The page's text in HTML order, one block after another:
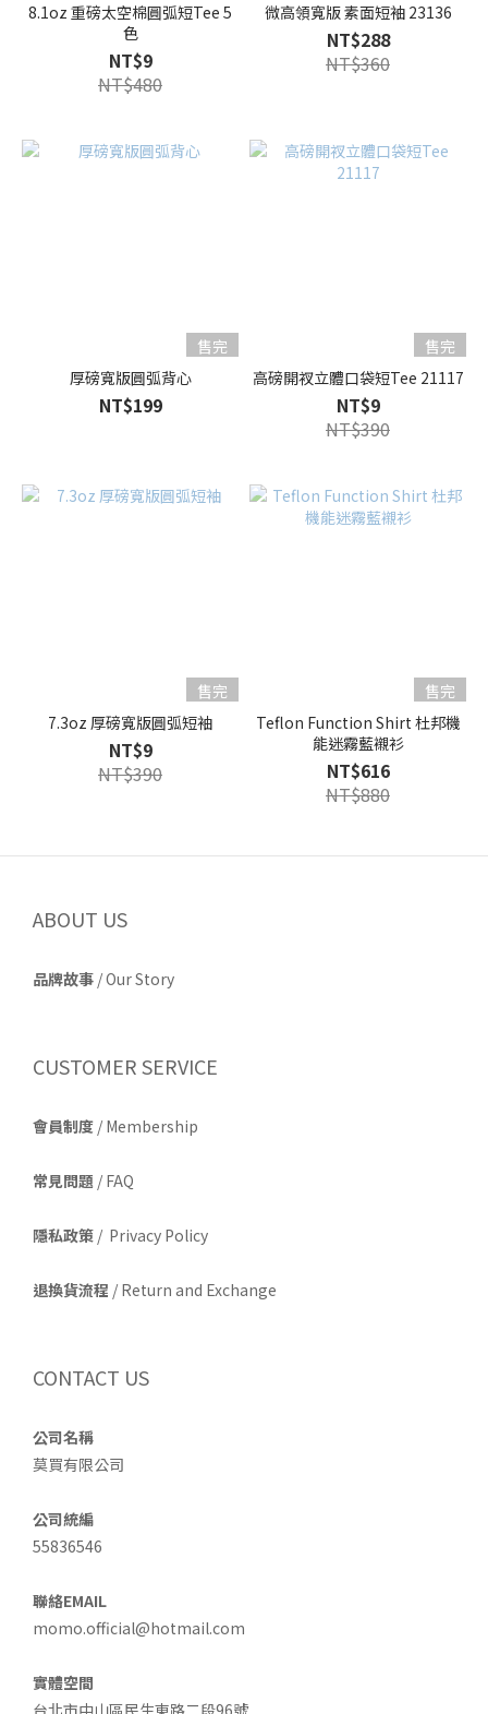
8.1oz 重磅太空棉圓弧短Tee 5
色
NT$9
NT$480
微高領寬版 素面短袖 23136
NT$288
NT$360
售完
厚磅寬版圓弧背心
NT$199
售完
高磅開衩立體口袋短Tee 21117
NT$9
NT$390
售完
7.3oz 厚磅寬版圓弧短袖
NT$9
NT$390
售完
Teflon Function Shirt 杜邦機
能迷霧藍襯衫
NT$616
NT$880
ABOUT US
品牌故事 /Our Story
CUSTOMER SERVICE
會員制度 / Membership
常見問題 / FAQ
隱私政策 / Privacy Policy
退換貨流程 / Return and Exchange
CONTACT US
公司名稱
莫買有限公司
公司統編
55836546
聯絡EMAIL
momo.official@hotmail.com
實體空間
台北市中山區民生東路二段96號